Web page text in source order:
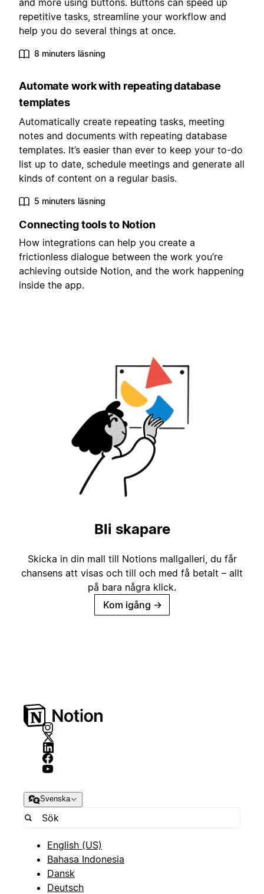
and more using buttons. Buttons can speed up
repetitive tasks, streamline your workflow and
help you do several things at once.
8 minuters läsning
Automate work with repeating database
templates
Automatically create repeating tasks, meeting
notes and documents with repeating database
templates. It’s easier than ever to keep your to-do
list up to date, schedule meetings and generate all
kinds of content on a regular basis.
5 minuters läsning
Connecting tools to Notion
How integrations can help you create a
frictionless dialogue between the work you’re
achieving outside Notion, and the work happening
inside the app.
Bli skapare
Skicka in din mall till Notions mallgalleri, du får
chansens att visas och till och med få betalt – allt
på bara några klick.
Kom igång →
Svenska
English (US)
Bahasa Indonesia
Dansk
Deutsch